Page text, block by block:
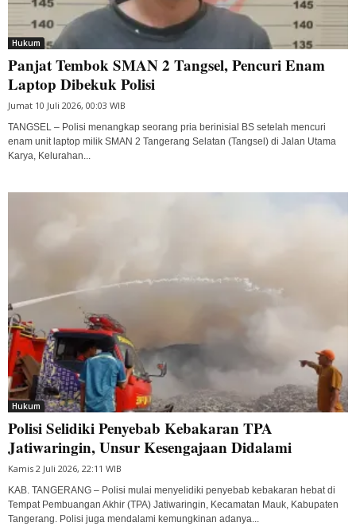
Hukum
Panjat Tembok SMAN 2 Tangsel, Pencuri Enam
Laptop Dibekuk Polisi
Jumat 10 Juli 2026, 00:03 WIB
TANGSEL – Polisi menangkap seorang pria berinisial BS setelah mencuri
enam unit laptop milik SMAN 2 Tangerang Selatan (Tangsel) di Jalan Utama
Karya, Kelurahan...
Hukum
Polisi Selidiki Penyebab Kebakaran TPA
Jatiwaringin, Unsur Kesengajaan Didalami
Kamis 2 Juli 2026, 22:11 WIB
KAB. TANGERANG – Polisi mulai menyelidiki penyebab kebakaran hebat di
Tempat Pembuangan Akhir (TPA) Jatiwaringin, Kecamatan Mauk, Kabupaten
Tangerang. Polisi juga mendalami kemungkinan adanya...